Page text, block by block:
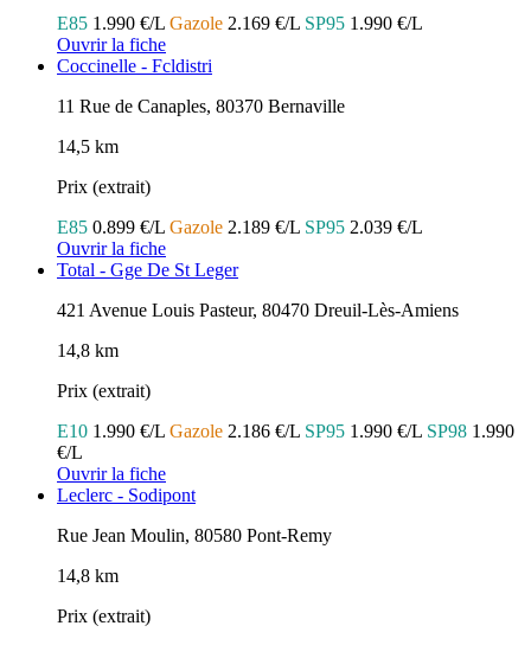
E85 1.990 €/L Gazole 2.169 €/L SP95 1.990 €/L
Ouvrir la fiche
Coccinelle - Fcldistri
11 Rue de Canaples, 80370 Bernaville
14,5 km
Prix (extrait)
E85 0.899 €/L Gazole 2.189 €/L SP95 2.039 €/L
Ouvrir la fiche
Total - Gge De St Leger
421 Avenue Louis Pasteur, 80470 Dreuil-Lès-Amiens
14,8 km
Prix (extrait)
E10 1.990 €/L Gazole 2.186 €/L SP95 1.990 €/L SP98 1.990
€/L
Ouvrir la fiche
Leclerc - Sodipont
Rue Jean Moulin, 80580 Pont-Remy
14,8 km
Prix (extrait)